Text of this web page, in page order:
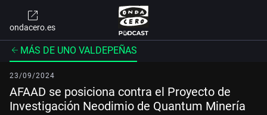
ondacero.es
MÁS DE UNO VALDEPEÑAS
23/09/2024
AFAAD se posiciona contra el Proyecto de
Investigación Neodimio de Quantum Minería